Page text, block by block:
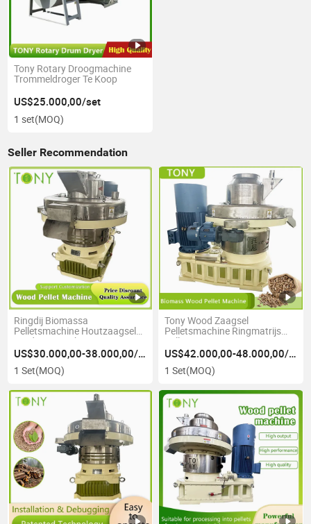
Tony Rotary Droogmachine
Trommeldroger Te Koop
US$25.000,00/set
1 set(MOQ)
Seller Recommendation
Ringdij Biomassa
Pelletsmachine Houtzaagsel
Productiemachine Te Koop
US$30.000,00-38.000,00/Set
1 Set(MOQ)
Tony Wood Zaagsel
Pelletsmachine Ringmatrijs
Pelletpers Te Koop
US$42.000,00-48.000,00/Set
1 Set(MOQ)